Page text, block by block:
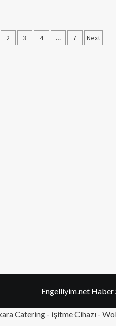
2 3 4 … 7 Next
Engelliyim.net Haber
Catering - işitme Cihazı -